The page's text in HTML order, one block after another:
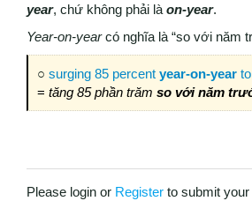
year, chứ không phải là on-year.
Year-on-yearcó nghĩa là “so với năm
○ surging 85 percent year-on-year
= tăng 85 phần trăm so với năm
Please login or Register to submit